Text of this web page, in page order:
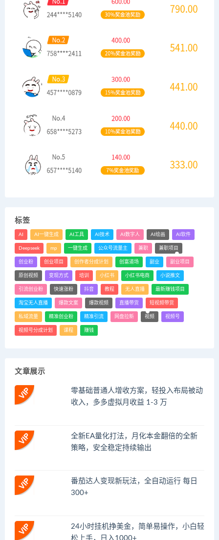
标签
AI AI一键生成 AI工具 AI技术 AI数字人 AI绘画 AI软件
Deepseek mp 一键生成 公众号流量主 兼职 兼职项目
创业粉 创业项目 创作者分成计划 创富道场 副业 副业项目
原创视频 变现方式 培训 小红书 小红书电商 小说推文
引流创业粉 快速涨粉 抖音 教程 无人直播 最新赚钱项目
淘宝无人直播 爆款文案 爆款视频 直播带货 短视频带货
私域流量 精准创业粉 精准引流 网盘拉新 视频 视频号
视频号分成计划 课程 赚钱
文章展示
零基础普通人增收方案，轻投入布局被动
收入，多多虚拟月收益 1-3 万
全新EA量化打法，月化本金翻倍的全新
策略，安全稳定持续输出
番茄达人变现新玩法，全自动运行 每日
300+
24小时挂机挣美金，简单易操作，小白轻
松上手，日入1000+